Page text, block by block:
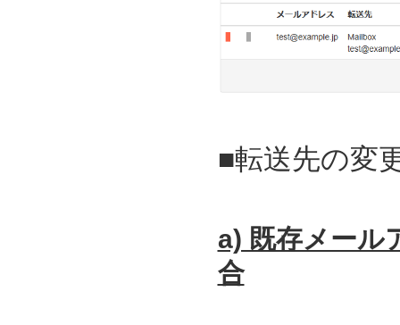
■転送先の変
a) 既存メール
合